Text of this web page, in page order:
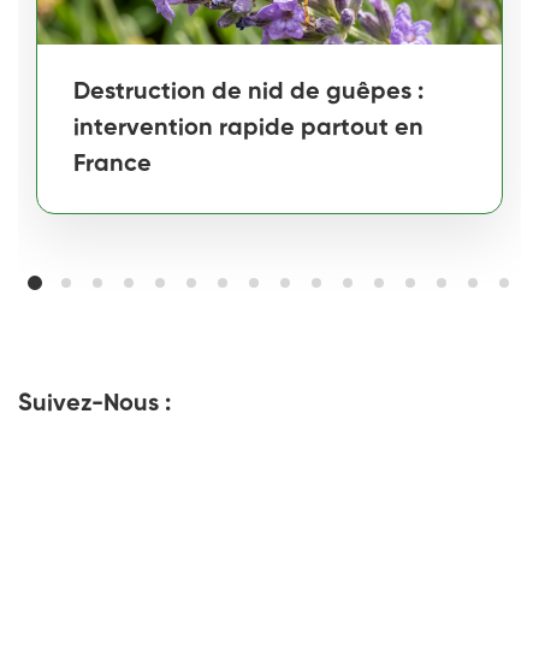
Destruction de nid de guêpes :
intervention rapide partout en
France
Suivez-Nous :